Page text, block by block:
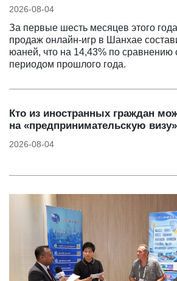
2026-08-04
За первые шесть месяцев этого
продаж онлайн-игр в Шанхае
юаней, что на 14,43% по сравнению
периодом прошлого года.
Кто из иностранных граждан
на «предпринимательскую
2026-08-04